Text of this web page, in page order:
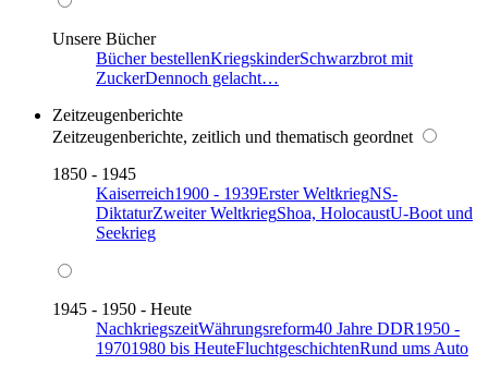
Unsere Bücher
Bücher bestellenKriegskinderSchwarzbrot mit
ZuckerDennoch gelacht…
Zeitzeugenberichte
Zeitzeugenberichte, zeitlich und thematisch geordnet
1850 - 1945
Kaiserreich1900 - 1939Erster WeltkriegNS-
DiktaturZweiter WeltkriegShoa, HolocaustU-Boot und
Seekrieg
1945 - 1950 - Heute
NachkriegszeitWährungsreform40 Jahre DDR1950 -
19701980 bis HeuteFluchtgeschichtenRund ums Auto